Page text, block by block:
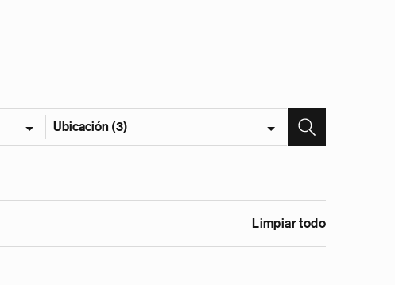
Ubicación (3)
Limpiar todo